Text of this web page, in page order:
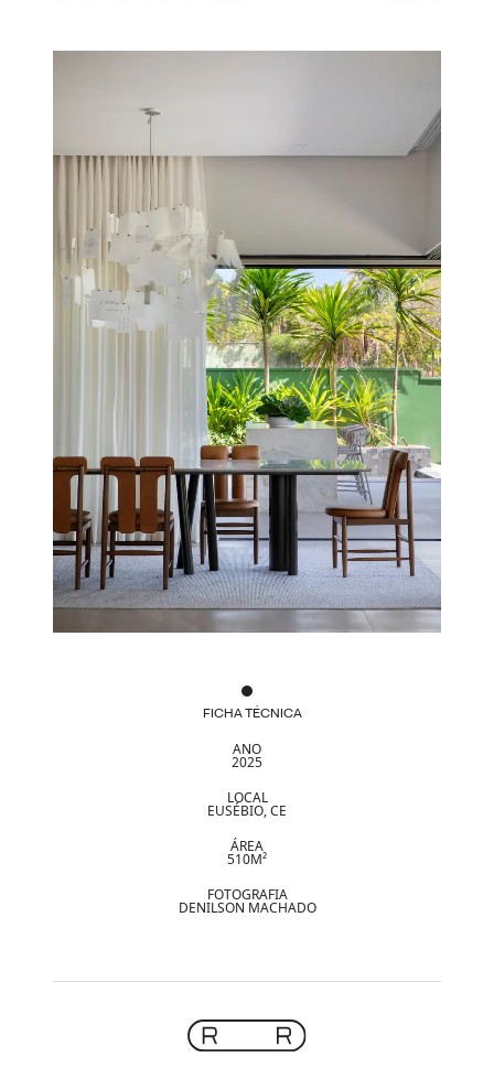
FICHA TÉCNICA
ANO
2025
LOCAL
EUSÉBIO, CE
ÁREA
510M²
FOTOGRAFIA
DENILSON MACHADO